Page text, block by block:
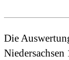
Die